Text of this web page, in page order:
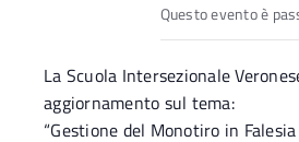
Questo evento è
La Scuola Intersezionale
aggiornamento sul tema:
“Gestione del Monotiro in